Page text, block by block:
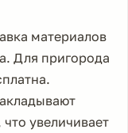
материалов
Для пригорода
увеличивает